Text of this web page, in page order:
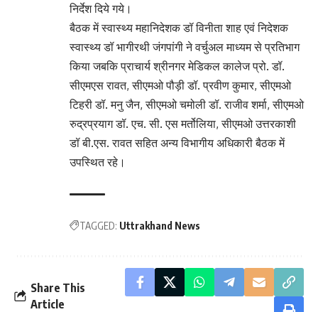
निर्देश दिये गये।
बैठक में स्वास्थ्य महानिदेशक डॉ विनीता शाह एवं निदेशक
स्वास्थ्य डॉ भागीरथी जंगपांगी ने वर्चुअल माध्यम से प्रतिभाग
किया जबकि प्राचार्य श्रीनगर मेडिकल कालेज प्रो. डॉ.
सीएमएस रावत, सीएमओ पौड़ी डॉ. प्रवीण कुमार, सीएमओ
टिहरी डॉ. मनु जैन, सीएमओ चमोली डॉ. राजीव शर्मा, सीएमओ
रुद्रप्रयाग डॉ. एच. सी. एस मर्तोलिया, सीएमओ उत्तरकाशी
डॉ बी.एस. रावत सहित अन्य विभागीय अधिकारी बैठक में
उपस्थित रहे।
TAGGED: Uttrakhand News
Share This
Article